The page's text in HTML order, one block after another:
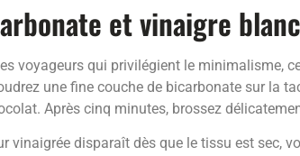
et vinaigre
voyageurs qui privilégient le minimalisme,
une fine couche de bicarbonate sur la
Après cinq minutes, brossez
vinaigrée disparaît dès que le tissu est sec,